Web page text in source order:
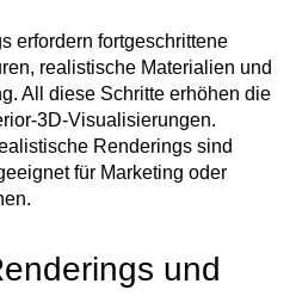
erfordern fortgeschrittene
realistische Materialien und
All diese Schritte erhöhen die
3D-Visualisierungen.
Renderings sind
für Marketing oder
und